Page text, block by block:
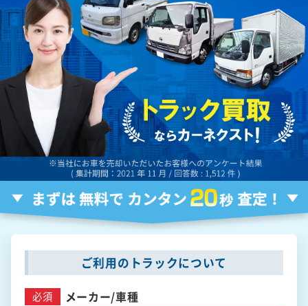
ご利用のトラックについて
必須 メーカー/車種